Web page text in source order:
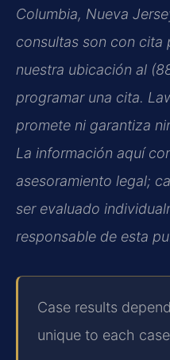
Columbia, Nueva
consultas son con cita
nuestra ubicación al
programar una cita.
promete ni garantiza
La información aquí
asesoramiento legal;
ser evaluado
responsable de esta
Case results
unique to each